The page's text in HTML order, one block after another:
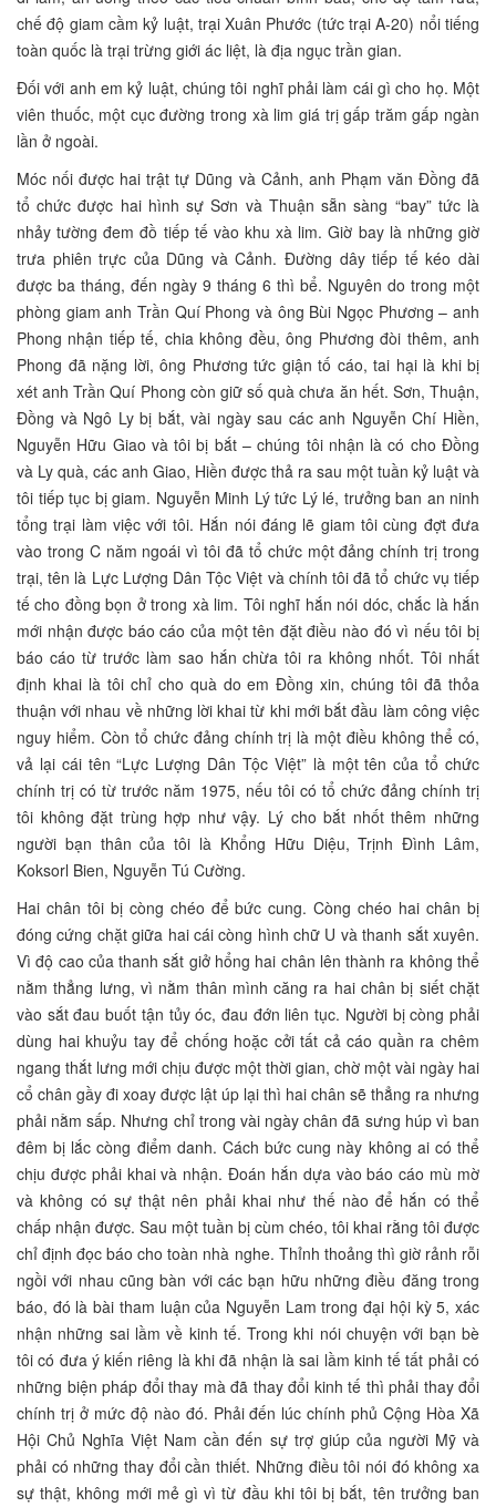
chế độ giam cầm kỷ luật, trại Xuân Phước (tức trại A-20) nổi tiếng
toàn quốc là trại trừng giới ác liệt, là địa ngục trần gian.
Đối với anh em kỷ luật, chúng tôi nghĩ phải làm cái gì cho họ. Một
viên thuốc, một cục đường trong xà lim giá trị gấp trăm gấp ngàn
lần ở ngoài.
Móc nối được hai trật tự Dũng và Cảnh, anh Phạm văn Đồng đã
tổ chức được hai hình sự Sơn và Thuận sẵn sàng “bay” tức là
nhảy tường đem đồ tiếp tế vào khu xà lim. Giờ bay là những giờ
trưa phiên trực của Dũng và Cảnh. Đường dây tiếp tế kéo dài
được ba tháng, đến ngày 9 tháng 6 thì bể. Nguyên do trong một
phòng giam anh Trần Quí Phong và ông Bùi Ngọc Phương – anh
Phong nhận tiếp tế, chia không đều, ông Phương đòi thêm, anh
Phong đã nặng lời, ông Phương tức giận tố cáo, tai hại là khi bị
xét anh Trần Quí Phong còn giữ số quà chưa ăn hết. Sơn, Thuận,
Đồng và Ngô Ly bị bắt, vài ngày sau các anh Nguyễn Chí Hiền,
Nguyễn Hữu Giao và tôi bị bắt – chúng tôi nhận là có cho Đồng
và Ly quà, các anh Giao, Hiền được thả ra sau một tuần kỷ luật và
tôi tiếp tục bị giam. Nguyễn Minh Lý tức Lý lé, trưởng ban an ninh
tổng trại làm việc với tôi. Hắn nói đáng lẽ giam tôi cùng đợt đưa
vào trong C năm ngoái vì tôi đã tổ chức một đảng chính trị trong
trại, tên là Lực Lượng Dân Tộc Việt và chính tôi đã tổ chức vụ tiếp
tế cho đồng bọn ở trong xà lim. Tôi nghĩ hắn nói dóc, chắc là hắn
mới nhận được báo cáo của một tên đặt điều nào đó vì nếu tôi bị
báo cáo từ trước làm sao hắn chừa tôi ra không nhốt. Tôi nhất
định khai là tôi chỉ cho quà do em Đồng xin, chúng tôi đã thỏa
thuận với nhau về những lời khai từ khi mới bắt đầu làm công việc
nguy hiểm. Còn tổ chức đảng chính trị là một điều không thể có,
vả lại cái tên “Lực Lượng Dân Tộc Việt” là một tên của tổ chức
chính trị có từ trước năm 1975, nếu tôi có tổ chức đảng chính trị
tôi không đặt trùng hợp như vậy. Lý cho bắt nhốt thêm những
người bạn thân của tôi là Khổng Hữu Diệu, Trịnh Đình Lâm,
Koksorl Bien, Nguyễn Tú Cường.
Hai chân tôi bị còng chéo để bức cung. Còng chéo hai chân bị
đóng cứng chặt giữa hai cái còng hình chữ U và thanh sắt xuyên.
Vì độ cao của thanh sắt giở hổng hai chân lên thành ra không thể
nằm thẳng lưng, vì nằm thân mình căng ra hai chân bị siết chặt
vào sắt đau buốt tận tủy óc, đau đớn liên tục. Người bị còng phải
dùng hai khuỷu tay để chống hoặc cởi tất cả cáo quần ra chêm
ngang thắt lưng mới chịu được một thời gian, chờ một vài ngày hai
cổ chân gầy đi xoay được lật úp lại thì hai chân sẽ thẳng ra nhưng
phải nằm sấp. Nhưng chỉ trong vài ngày chân đã sưng húp vì ban
đêm bị lắc còng điểm danh. Cách bức cung này không ai có thể
chịu được phải khai và nhận. Đoán hắn dựa vào báo cáo mù mờ
và không có sự thật nên phải khai như thế nào để hắn có thể
chấp nhận được. Sau một tuần bị cùm chéo, tôi khai rằng tôi được
chỉ định đọc báo cho toàn nhà nghe. Thỉnh thoảng thì giờ rảnh rỗi
ngồi với nhau cũng bàn với các bạn hữu những điều đăng trong
báo, đó là bài tham luận của Nguyễn Lam trong đại hội kỳ 5, xác
nhận những sai lầm về kinh tế. Trong khi nói chuyện với bạn bè
tôi có đưa ý kiến riêng là khi đã nhận là sai lầm kinh tế tất phải có
những biện pháp đổi thay mà đã thay đổi kinh tế thì phải thay đổi
chính trị ở mức độ nào đó. Phải đến lúc chính phủ Cộng Hòa Xã
Hội Chủ Nghĩa Việt Nam cần đến sự trợ giúp của người Mỹ và
phải có những thay đổi cần thiết. Những điều tôi nói đó không xa
sự thật, không mới mẻ gì vì từ đầu khi tôi bị bắt, tên trưởng ban